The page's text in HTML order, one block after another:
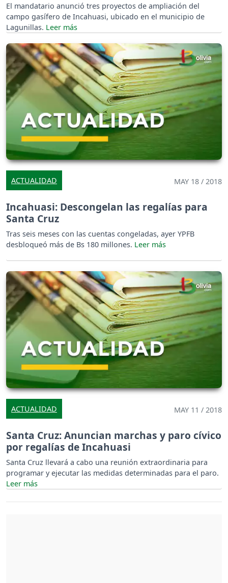
El mandatario anunció tres proyectos de ampliación del
campo gasífero de Incahuasi, ubicado en el municipio de
Lagunillas.
ACTUALIDAD MAY 18 / 2018
Incahuasi: Descongelan las regalías para
Santa Cruz
Tras seis meses con las cuentas congeladas, ayer YPFB
desbloqueó más de Bs 180 millones.
ACTUALIDAD MAY 11 / 2018
Santa Cruz: Anuncian marchas y paro cívico
por regalías de Incahuasi
Santa Cruz llevará a cabo una reunión extraordinaria para
programar y ejecutar las medidas determinadas para el paro.